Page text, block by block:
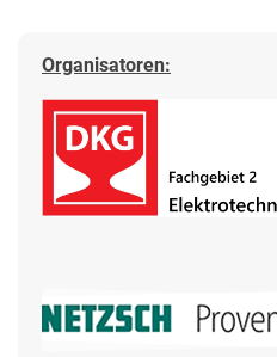
Organisatoren: